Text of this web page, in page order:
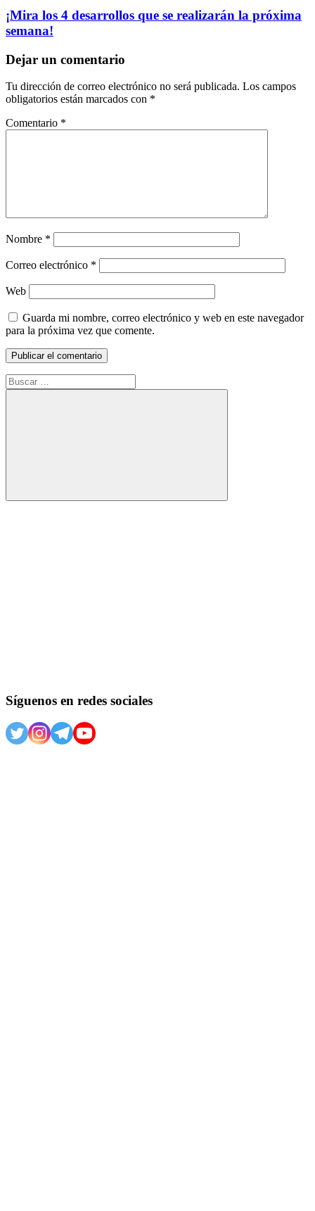
¡Mira los 4 desarrollos que se realizarán la próxima
semana!
Dejar un comentario
Tu dirección de correo electrónico no será publicada. Los campos
obligatorios están marcados con *
Comentario *
Nombre *
Correo electrónico *
Web
Guarda mi nombre, correo electrónico y web en este navegador
para la próxima vez que comente.
Buscar:
Buscar
Síguenos en redes sociales